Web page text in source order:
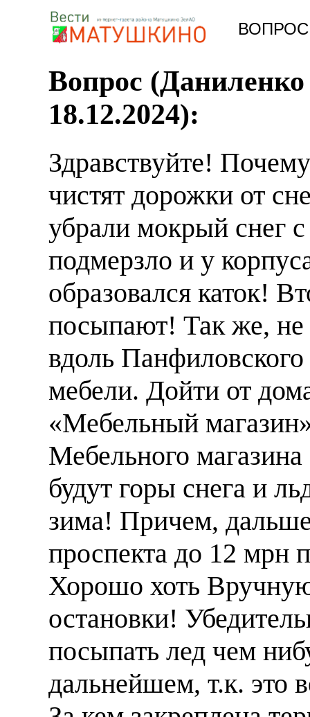
ВОПРОС
Вопрос (
18.12.2024):
Здравствуйте!
чистят дорожки от
убрали мокрый снег
подмерзло и у
образовался каток!
посыпают! Так же, не
вдоль
мебели. Дойти от
«Мебельный
Мебельного магазина
будут горы снега и
зима! Причем,
проспекта до 12 мрн
Хорошо хоть
остановки!
посыпать лед чем
дальнейшем, т.к. это